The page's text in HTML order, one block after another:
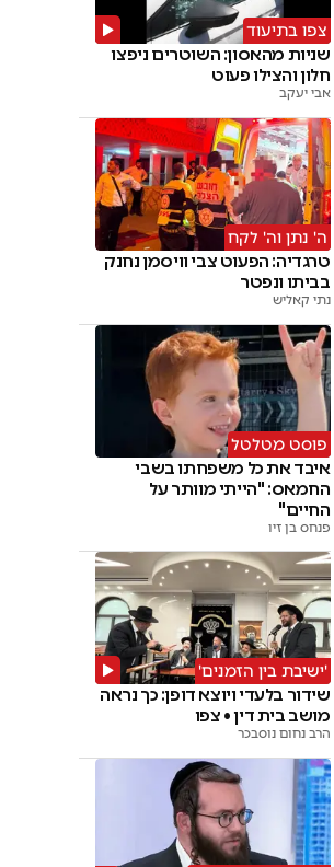
צפו בתיעוד
שניות מהאסון: השוטרים ניפצו
חלון והצילו פעוט
אבי יעקב
ה' נתן וה' לקח
טרגדיה: הפעוט צבי וויסמן נחנק
בביתו ונפטר
נתי קאליש
פוסט מטלטל
איבד את כל משפחתו בשבי
החמאס: "הייתי מוותר על
החיים"
פנחס בן זיו
'ישיבת בין הזמנים'
שידור בלעדי ויוצא דופן: כך נראה
מושב בית דין • צפו
הרב נחום נוסבכר